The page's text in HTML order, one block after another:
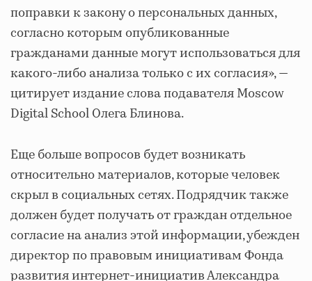
поправки к закону о персональных данных,
согласно которым опубликованные
гражданами данные могут использоваться для
какого-либо анализа только с их согласия», —
цитирует издание слова подавателя Moscow
Digital School Олега Блинова.
Еще больше вопросов будет возникать
относительно материалов, которые человек
скрыл в социальных сетях. Подрядчик также
должен будет получать от граждан отдельное
согласие на анализ этой информации, убежден
директор по правовым инициативам Фонда
развития интернет-инициатив Александра